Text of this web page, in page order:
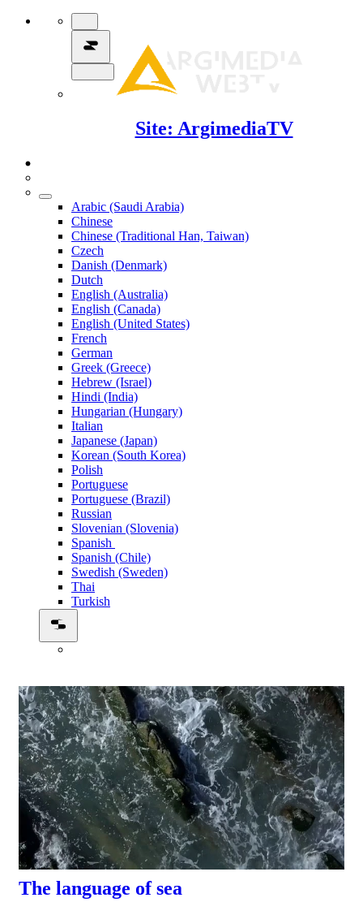
Site: ArgimediaTV
Arabic (Saudi Arabia)
Chinese
Chinese (Traditional Han, Taiwan)
Czech
Danish (Denmark)
Dutch
English (Australia)
English (Canada)
English (United States)
French
German
Greek (Greece)
Hebrew (Israel)
Hindi (India)
Hungarian (Hungary)
Italian
Japanese (Japan)
Korean (South Korea)
Polish
Portuguese
Portuguese (Brazil)
Russian
Slovenian (Slovenia)
Spanish
Spanish (Chile)
Swedish (Sweden)
Thai
Turkish
00:01:28
The language of sea